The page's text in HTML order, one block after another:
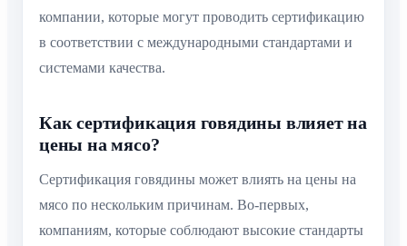
компании, которые могут проводить сертификацию
в соответствии с международными стандартами и
системами качества.
Как сертификация говядины влияет на
цены на мясо?
Сертификация говядины может влиять на цены на
мясо по нескольким причинам. Во-первых,
компаниям, которые соблюдают высокие стандарты